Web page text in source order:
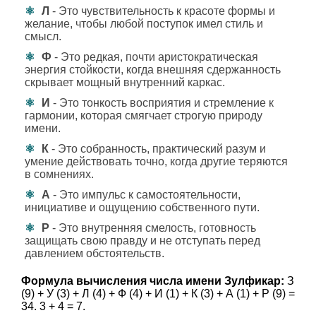
Л - Это чувствительность к красоте формы и
желание, чтобы любой поступок имел стиль и
смысл.
Ф - Это редкая, почти аристократическая
энергия стойкости, когда внешняя сдержанность
скрывает мощный внутренний каркас.
И - Это тонкость восприятия и стремление к
гармонии, которая смягчает строгую природу
имени.
К - Это собранность, практический разум и
умение действовать точно, когда другие теряются
в сомнениях.
А - Это импульс к самостоятельности,
инициативе и ощущению собственного пути.
Р - Это внутренняя смелость, готовность
защищать свою правду и не отступать перед
давлением обстоятельств.
Формула вычисления числа имени Зулфикар: З
(9) + У (3) + Л (4) + Ф (4) + И (1) + К (3) + А (1) + Р (9) =
34. 3 + 4 = 7.